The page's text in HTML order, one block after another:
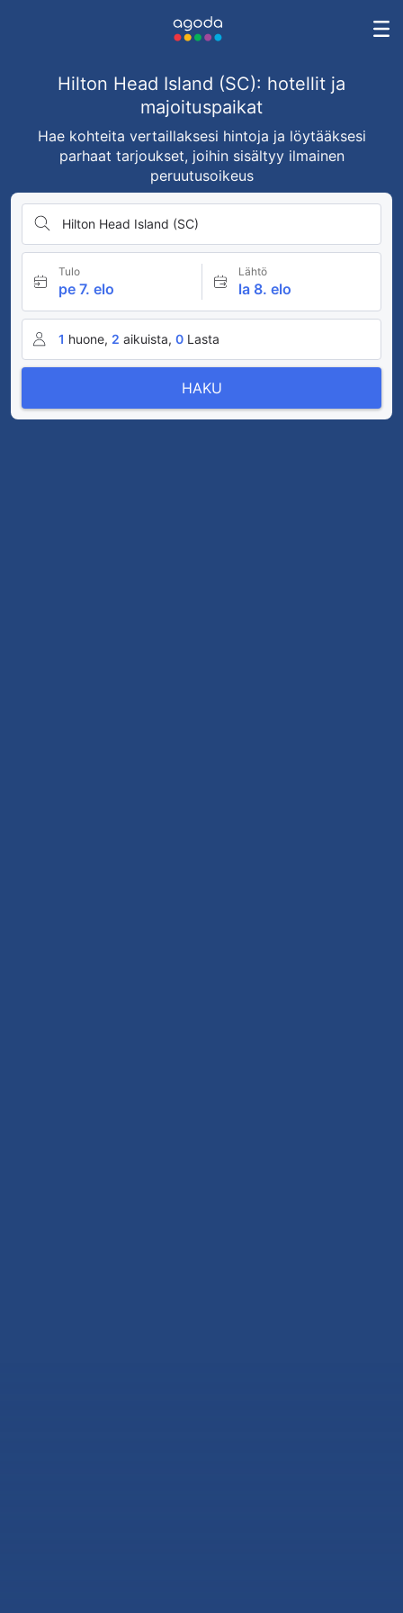
Hilton Head Island (SC): hotellit ja
majoituspaikat
Hae kohteita vertaillaksesi hintoja ja löytääksesi
parhaat tarjoukset, joihin sisältyy ilmainen
peruutusoikeus
Hilton Head Island (SC)
Tulo
pe 7. elo
Lähtö
la 8. elo
1 huone, 2 aikuista, 0 Lasta
HAKU